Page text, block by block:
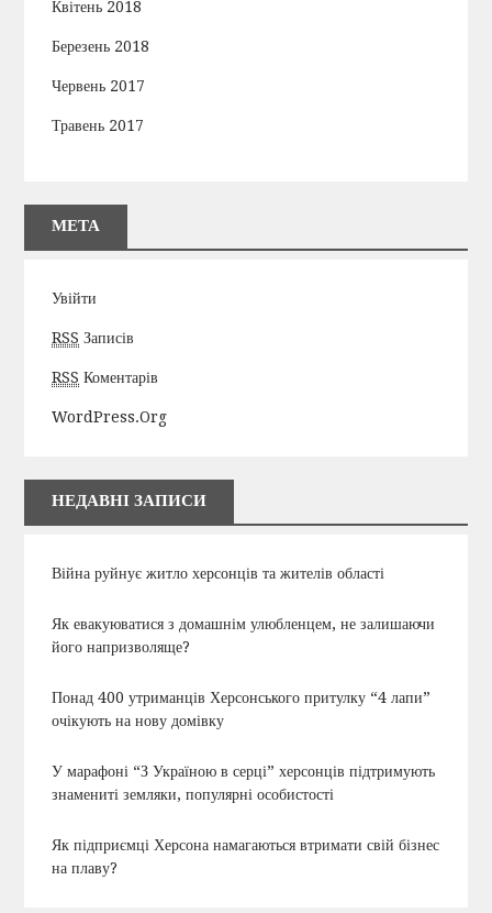
Квітень 2018
Березень 2018
Червень 2017
Травень 2017
МЕТА
Увійти
RSS Записів
RSS Коментарів
WordPress.org
НЕДАВНІ ЗАПИСИ
Війна руйнує житло херсонців та жителів області
Як евакуюватися з домашнім улюбленцем, не залишаючи
його напризволяще?
Понад 400 утриманців Херсонського притулку “4 лапи”
очікують на нову домівку
У марафоні “З Україною в серці” херсонців підтримують
знамениті земляки, популярні особистості
Як підприємці Херсона намагаються втримати свій бізнес
на плаву?